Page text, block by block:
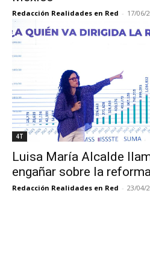
Redacción Realidades en Red - 17/06/
4T
Luisa María Alcalde
engañar sobre la
Redacción Realidades en Red - 23/04/